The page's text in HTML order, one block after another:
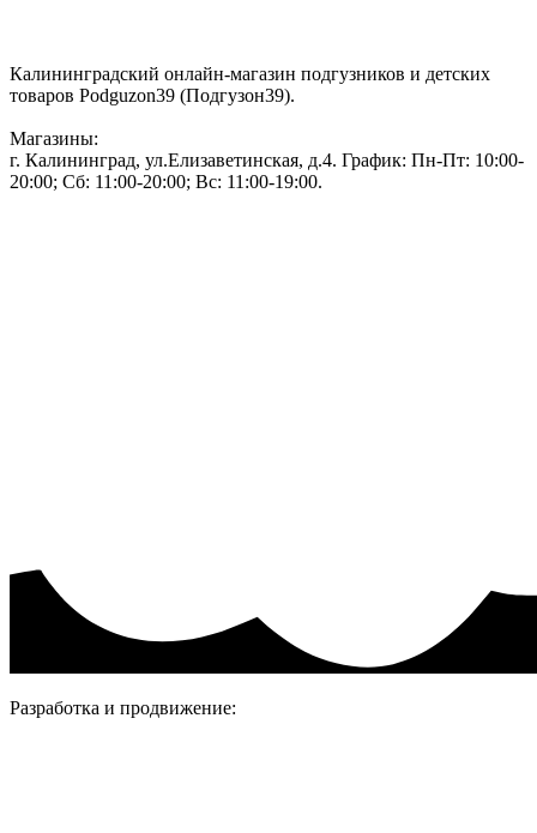
Калининградский онлайн-магазин подгузников и детских
товаров Podguzon39 (Подгузон39).
Магазины:
г. Калининград, ул.Елизаветинская, д.4. График: Пн-Пт: 10:00-
20:00; Сб: 11:00-20:00; Вс: 11:00-19:00.
Разработка и продвижение: